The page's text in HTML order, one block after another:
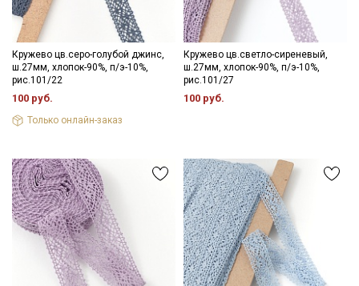
Кружево цв.серо-голубой джинс,
ш.27мм, хлопок-90%, п/э-10%,
рис.101/22
100 руб.
Только онлайн-заказ
Кружево цв.светло-сиреневый,
ш.27мм, хлопок-90%, п/э-10%,
рис.101/27
100 руб.